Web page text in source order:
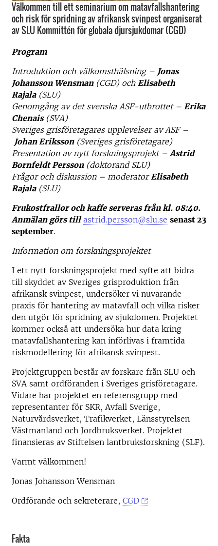
Välkommen till ett seminarium om matavfallshantering
och risk för spridning av afrikansk svinpest organiserat
av SLU Kommittén för globala djursjukdomar (CGD)
Program
Introduktion och välkomsthälsning – Jonas
Johansson Wensman(CGD) och Elisabeth
Rajala(SLU)
Genomgång av det svenska ASF-utbrottet – Erika
Chenais(SVA)
Sveriges grisföretagares upplevelser av ASF –
Johan Eriksson(Sveriges grisföretagare)
Presentation av nytt forskningsprojekt –Astrid
Bornfeldt Persson(doktorand SLU)
Frågor och diskussion – moderatorElisabeth
Rajala(SLU)
Frukostfrallor och kaffe serveras från kl. 08:40.
Anmälan görs till astrid.persson@slu.se senast 23
september.
Information om forskningsprojektet
I ett nytt forskningsprojekt med syfte att bidra
till skyddet av Sveriges grisproduktion från
afrikansk svinpest, undersöker vi nuvarande
praxis för hantering av matavfall och vilka risker
den utgör för spridning av sjukdomen. Projektet
kommer också att undersöka hur data kring
matavfallshantering kan införlivas i framtida
riskmodellering för afrikansk svinpest.
Projektgruppen består av forskare från SLU och
SVA samt ordföranden i Sveriges grisföretagare.
Vidare har projektet en referensgrupp med
representanter för SKR, Avfall Sverige,
Naturvårdsverket, Trafikverket, Länsstyrelsen
Västmanland och Jordbruksverket. Projektet
finansieras av Stiftelsen lantbruksforskning (SLF).
Varmt välkommen!
Jonas Johansson Wensman
Ordförande och sekreterare, CGD
Fakta